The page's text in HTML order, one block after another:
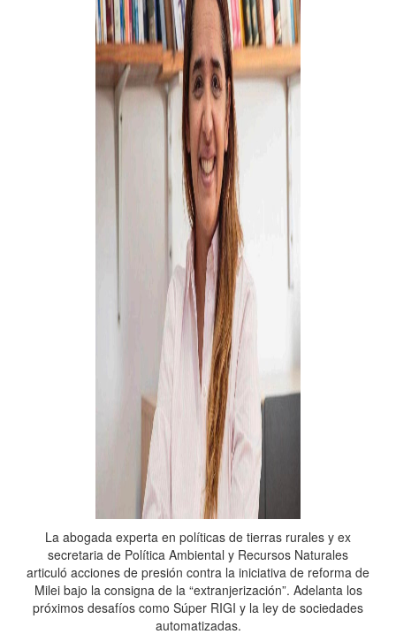
La abogada experta en políticas de tierras rurales y ex
secretaria de Política Ambiental y Recursos Naturales
articuló acciones de presión contra la iniciativa de reforma de
Milei bajo la consigna de la “extranjerización”. Adelanta los
próximos desafíos como Súper RIGI y la ley de sociedades
automatizadas.